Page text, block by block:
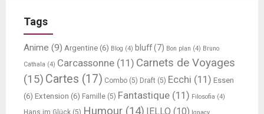
Tags
Anime (9) Argentine (6) Blog (4) bluff(7) Bon plan (4) Bruno
Cathala (4) Carcassonne (11) Carnets de Voyages
(15) Cartes (17) Combo (5) Draft (5) Ecchi (11) Essen
(6) Extension (6) Famille (5) Fantastique (11) Filosofia (4)
Hans im Glück (5) Humour (14) IELLO (10) Ignacy